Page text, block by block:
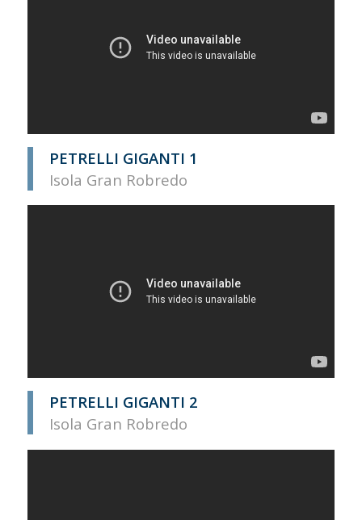
PETRELLI GIGANTI 1
Isola Gran Robredo
PETRELLI GIGANTI 2
Isola Gran Robredo